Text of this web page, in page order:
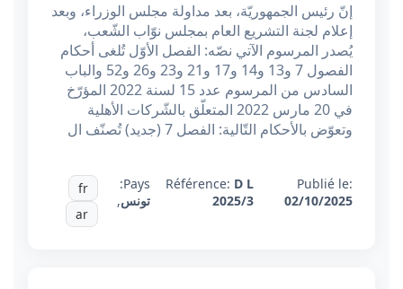
إنّ رئيس الجمهوريّة، بعد مداولة مجلس الوزراء، وبعد
إعلام لجنة التشريع العام بمجلس نوّاب الشّعب،
يُصدر المرسوم الآتي نصّه: الفصل الأوّل تُلغى أحكام
الفصول 7 و13 و14 و17 و21 و23 و26 و52 والباب
السادس من المرسوم عدد 15 لسنة 2022 المؤرّخ
في 20 مارس 2022 المتعلّق بالشّركات الأهلية
وتعوّض بالأحكام التّالية: الفصل 7 (جديد) تُصنّف ال
Publié le:
02/10/2025
Référence: D L
2025/3
Pays:
تونس,
fr
ar